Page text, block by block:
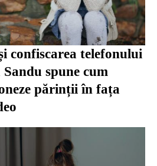
confiscarea telefonului
spune cum
părinții în fața